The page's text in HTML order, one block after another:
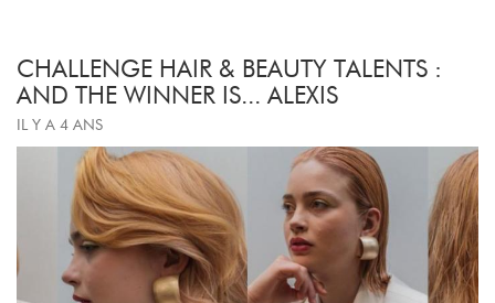
CHALLENGE HAIR & BEAUTY TALENTS :
AND THE WINNER IS... ALEXIS
IL Y A 4 ANS